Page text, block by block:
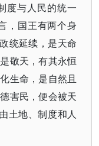
度与人民的统一
，国王有两个身
统延续，是天命
敬天，有其永恒
生命，是自然且
害民，便会被天
土地、制度和人